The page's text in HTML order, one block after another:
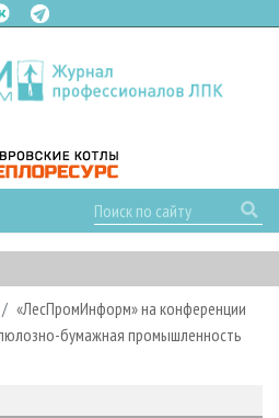
«ЛесПромИнформ» на конференции
бумажная промышленность